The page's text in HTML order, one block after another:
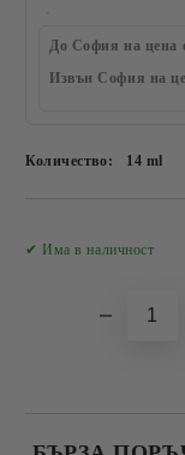
До София на цена
Извън София на
Количество: 14 ml
✔ Има в наличност